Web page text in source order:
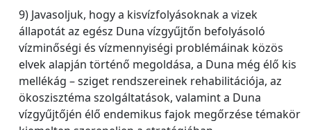
9) Javasoljuk, hogy a kisvízfolyásoknak a vizek
állapotát az egész Duna vízgyűjtőn befolyásoló
vízminőségi és vízmennyiségi problémáinak közös
elvek alapján történő megoldása, a Duna még élő kis
mellékág – sziget rendszereinek rehabilitációja, az
ökoszisztéma szolgáltatások, valamint a Duna
vízgyűjtőjén élő endemikus fajok megőrzése témakör